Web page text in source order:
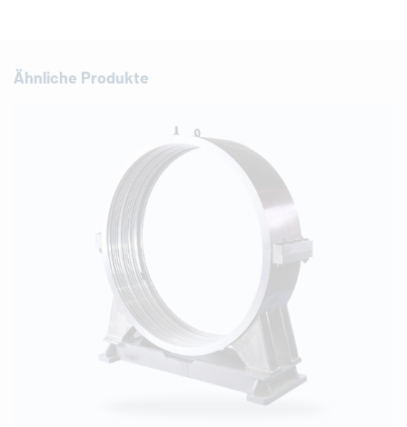
Ähnliche Produkte